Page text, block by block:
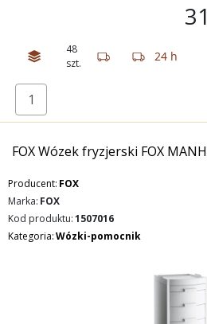
48
szt.
24 h
FOX Wózek fryzjerski FOX
Producent: FOX
Marka: FOX
Kod produktu:1507016
Kategoria:Wózki-pomocnik